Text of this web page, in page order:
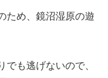
ため、鏡沼湿原の遊
も逃げないので、